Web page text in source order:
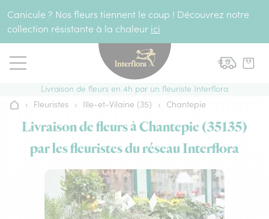
Canicule ? Nos fleurs tiennent le coup ! Découvrez notre
collection résistante à la chaleur ici
Livraison de fleurs en 4h par un fleuriste Interflora
Accueil
› Fleuristes › Ille-et-Vilaine (35) › Chantepie
Livraison de fleurs à Chantepie (35135)
par les fleuristes du réseau Interflora